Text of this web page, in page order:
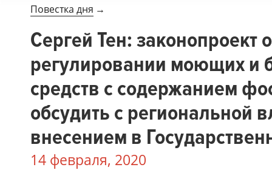
Повестка дня →
Сергей Тен: законопроект о
регулировании моющих и
средств с содержанием
обсудить с региональной
внесением в
14 февраля, 2020